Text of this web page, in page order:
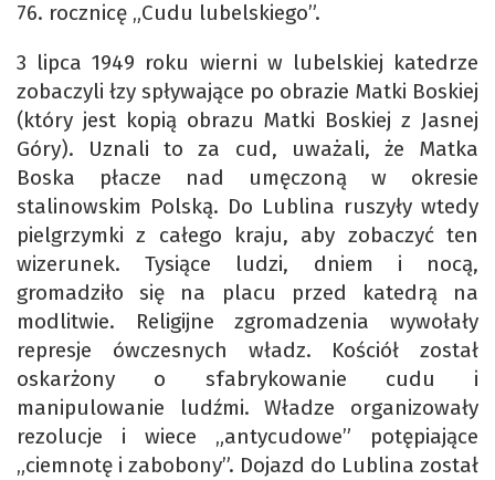
76. rocznicę „Cudu lubelskiego”.
3 lipca 1949 roku wierni w lubelskiej katedrze
zobaczyli łzy spływające po obrazie Matki Boskiej
(który jest kopią obrazu Matki Boskiej z Jasnej
Góry). Uznali to za cud, uważali, że Matka
Boska płacze nad umęczoną w okresie
stalinowskim Polską. Do Lublina ruszyły wtedy
pielgrzymki z całego kraju, aby zobaczyć ten
wizerunek. Tysiące ludzi, dniem i nocą,
gromadziło się na placu przed katedrą na
modlitwie. Religijne zgromadzenia wywołały
represje ówczesnych władz. Kościół został
oskarżony o sfabrykowanie cudu i
manipulowanie ludźmi. Władze organizowały
rezolucje i wiece „antycudowe” potępiające
„ciemnotę i zabobony”. Dojazd do Lublina został